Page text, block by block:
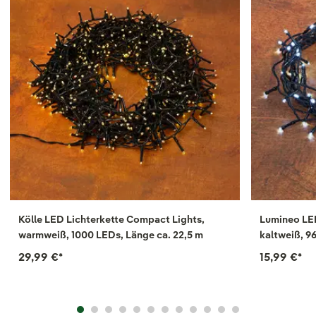
Kölle LED Lichterkette Compact Lights,
warmweiß, 1000 LEDs, Länge ca. 22,5 m
29,99 €*
Lumineo
kaltweiß,
15,99 €*